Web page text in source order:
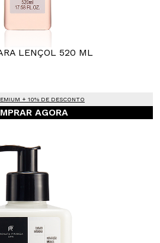
LENÇOL 520 ML
+ 10% DE DESCONTO
AGORA